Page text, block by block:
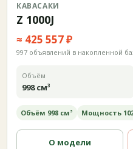
КАВАСАКИ
Z 1000J
≈ 425 557 ₽
997 объявлений в накопленной
Объём
998 см³
Объём 998 см³ Мощность
О модели